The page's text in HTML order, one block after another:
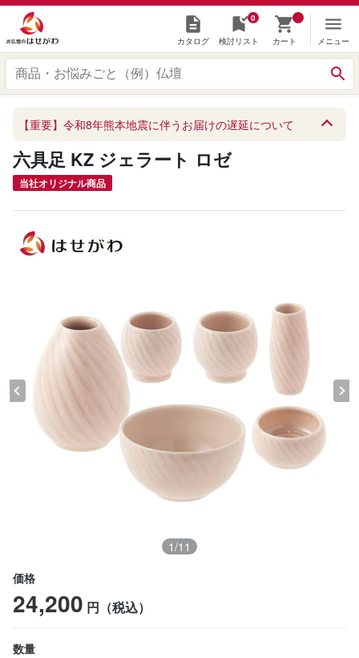
カタログ
0
検討リスト カート メニュー
【重要】令和8年熊本地震に伴うお届けの遅延について
六具足 KZ ジェラート ロゼ
当社オリジナル商品
1/11
価格
24,200 円（税込）
数量